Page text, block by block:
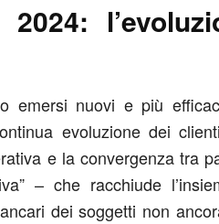
emersi nuovi e più
evoluzione dei
e la convergenza tra
– che racchiude
dei soggetti non